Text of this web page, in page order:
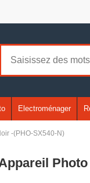
Electroménager
-(PHO-SX540-N)